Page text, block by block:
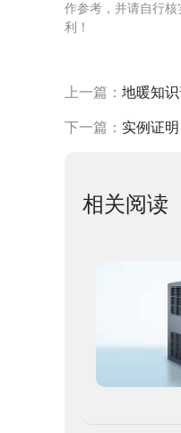
作参考，并请自行
利！
上一篇： 地暖知
下一篇： 实例证
相关阅读